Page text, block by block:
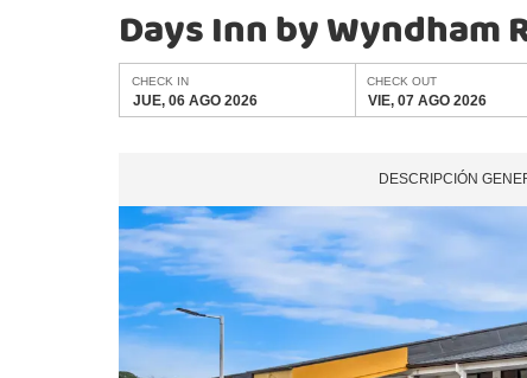
Days Inn by Wyndham
CHECK IN
JUE, 06 AGO 2026
CHECK OUT
VIE, 07 AGO 2026
DESCRIPCIÓN